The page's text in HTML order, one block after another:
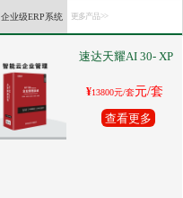
企业级ERP系统 更多产品 >>
速达天耀AI 30- XP
¥13800元/套元/套
查看更多